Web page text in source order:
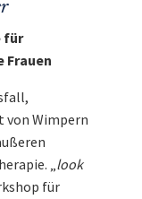
für
Frauen
von Wimpern
„look
für